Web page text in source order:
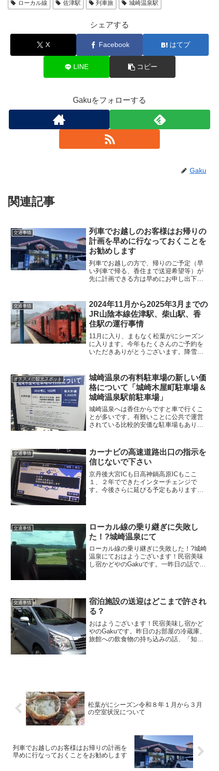
ローカル線 佐津駅 列車旅 城崎温泉駅
シェアする
X Facebook はてブ
LINE コピー
Gakuをフォローする
Gaku
関連記事
交通事情
列車でお越しのお客様はお帰りの
計画を早めに行なっておくことを
お勧めします
列車でお越しの方で、帰りのご予定（早
い列車で帰る、香住まで送迎希望等）が
先に計画できる方は早めにお申し出下さ
します。
交通事情
2024年11月から2025年3月までの
JR山陰本線佐津駅、柴山駅、香
住駅の運行事情
11月に入り、まもなく松葉がにシーズン
に入ります。今年もたくさんのご予約を
いただきありがとうございます。降雪時
だいているお客様もたくさんいらっしゃ
います。この冬、JRでお越しのお客様に
列車の運行状況について説明させていた
だきます。
オススメの観光スポット
城崎温泉の有料駐車場の新しい価
格について「城崎木屋町駐車場＆
城崎温泉駅前駐車場」
城崎温泉へは香住からですと車で行くこ
とが多いです。有難いことに公共で運営
されている比較的安価な駐車場もありま
へもどちらへも徒歩圏内。ちょうど中心
に位置しています。今年から最初の1時間
無料が30分無料に変更になりました。但
し、外湯利用の場合はこれまで同様1時間
無料です。
交通事情
カーナビの高速道路出口の指示を
信じないで下さい
京丹後大宮ICも日高神鍋高原ICもここ
１、２年でできたインターチェンジで
す。今後さらに延びる予定もあります。
い場合が多いです。カーナビを信じない
で下さい。
交通事情
ローカル線の乗り継ぎに失敗し
た！?城崎温泉にて
ローカル線の乗り継ぎに失敗した！?城崎
温泉にておはようございます！民宿美味
し宿かどやのGakuです。一昨日の話で
の失敗談をお話しし...
交通事情
宿泊施設の送迎はどこまで許され
る？
おはようございます！民宿美味し宿かど
やのGakuです。昨日のお部屋の冷蔵庫、
旅館への飲食物の持ち込みの話、「知ら
松葉がにシーズン令和８年１月から３月
の空室状況について
列車でお越しのお客様はお帰りの計画を
早めに行なっておくことをお勧めします